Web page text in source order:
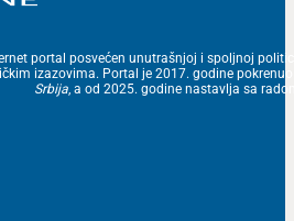
portal posvećen unutrašnjoj i spoljnoj
izazovima. Portal je 2017. godine
Srbija , a od 2025. godine nastavlja sa